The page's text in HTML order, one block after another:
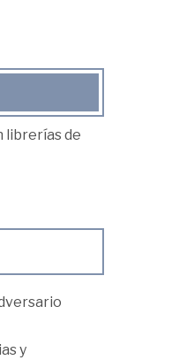
librerías de
y